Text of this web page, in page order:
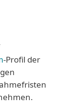
-Profil der